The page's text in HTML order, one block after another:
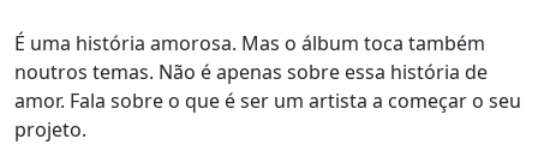
É uma história amorosa. Mas o álbum toca também
noutros temas. Não é apenas sobre essa história de
amor. Fala sobre o que é ser um artista a começar o seu
projeto.